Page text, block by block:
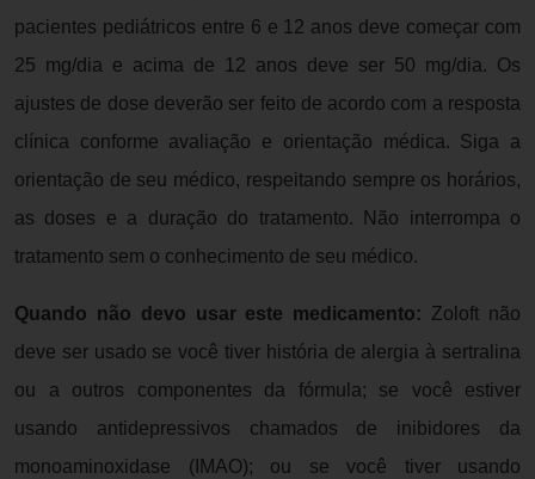
pacientes pediátricos entre 6 e 12 anos deve começar com
25 mg/dia e acima de 12 anos deve ser 50 mg/dia. Os
ajustes de dose deverão ser feito de acordo com a resposta
clínica conforme avaliação e orientação médica. Siga a
orientação de seu médico, respeitando sempre os horários,
as doses e a duração do tratamento. Não interrompa o
tratamento sem o conhecimento de seu médico.
Quando não devo usar este medicamento: Zoloft não
deve ser usado se você tiver história de alergia à sertralina
ou a outros componentes da fórmula; se você estiver
usando antidepressivos chamados de inibidores da
monoaminoxidase (IMAO); ou se você tiver usando